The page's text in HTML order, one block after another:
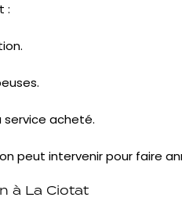
:
acheté.
peut intervenir pour faire
à La Ciotat